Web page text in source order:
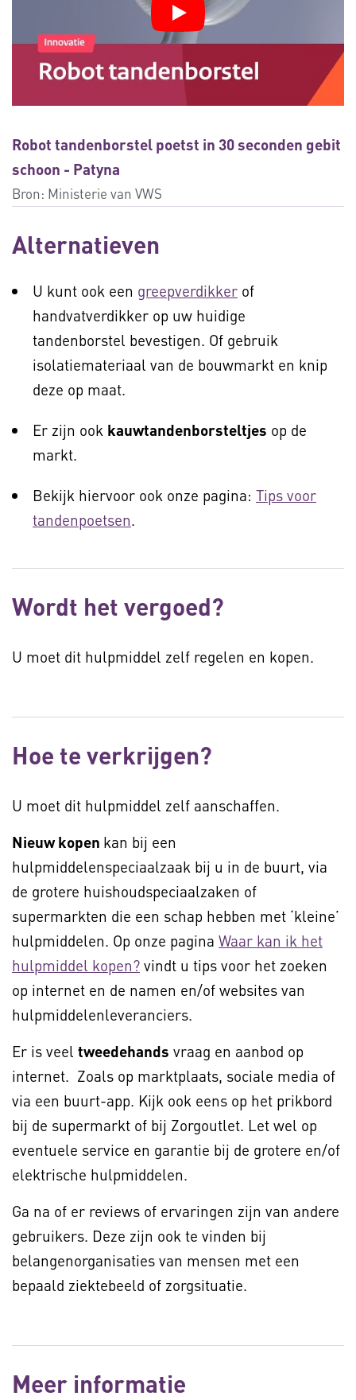
Robot tandenborstel poetst in 30 seconden gebit
schoon - Patyna
Bron: Ministerie van VWS
Alternatieven
U kunt ook een greepverdikker of
handvatverdikker op uw huidige
tandenborstel bevestigen. Of gebruik
isolatiemateriaal van de bouwmarkt en knip
deze op maat.
Er zijn ook kauwtandenborsteltjes op de
markt.
Bekijk hiervoor ook onze pagina: Tips voor
tandenpoetsen.
Wordt het vergoed?
U moet dit hulpmiddel zelf regelen en kopen.
Hoe te verkrijgen?
U moet dit hulpmiddel zelf aanschaffen.
Nieuw kopen kan bij een
hulpmiddelenspeciaalzaak bij u in de buurt, via
de grotere huishoudspeciaalzaken of
supermarkten die een schap hebben met ‘kleine’
hulpmiddelen. Op onze pagina Waar kan ik het
hulpmiddel kopen? vindt u tips voor het zoeken
op internet en de namen en/of websites van
hulpmiddelenleveranciers.
Er is veel tweedehands vraag en aanbod op
internet. Zoals op marktplaats, sociale media of
via een buurt-app. Kijk ook eens op het prikbord
bij de supermarkt of bij Zorgoutlet. Let wel op
eventuele service en garantie bij de grotere en/of
elektrische hulpmiddelen.
Ga na of er reviews of ervaringen zijn van andere
gebruikers. Deze zijn ook te vinden bij
belangenorganisaties van mensen met een
bepaald ziektebeeld of zorgsituatie.
Meer informatie